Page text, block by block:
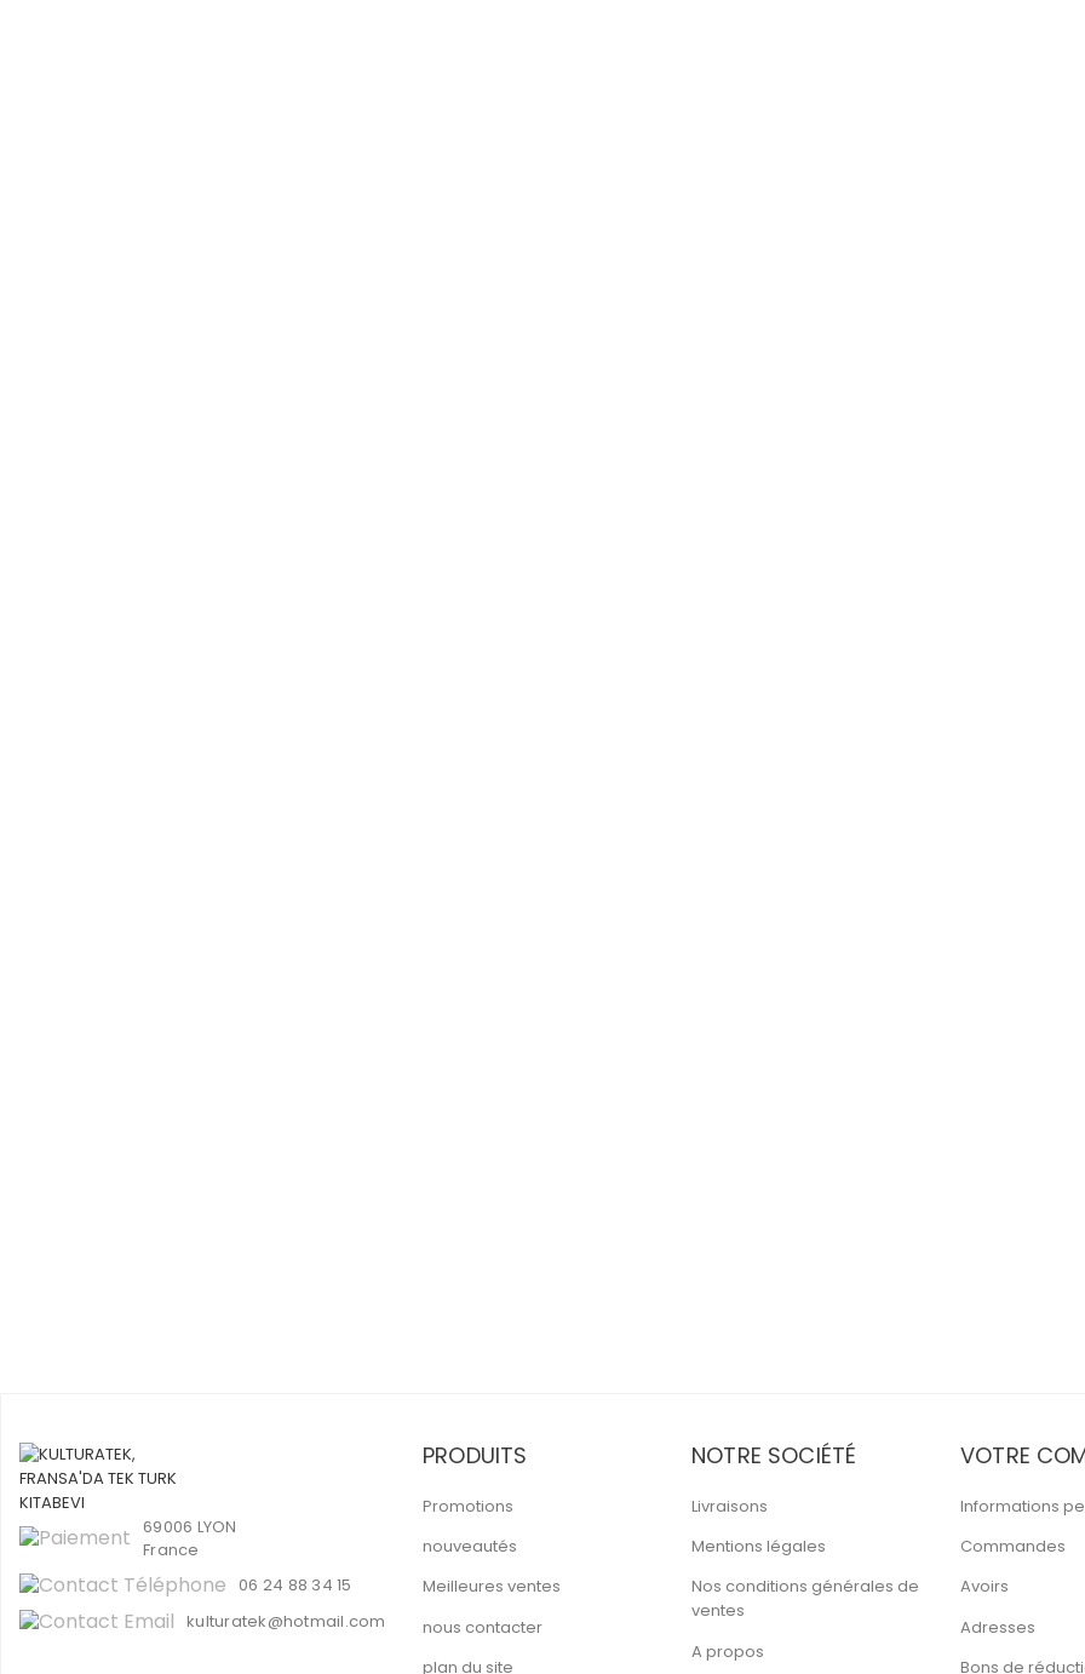
69006 LYON
France
06 24 88 34 15
kulturatek@hotmail.com
PRODUITS
Promotions
nouveautés
Meilleures ventes
nous contacter
plan du site
NOTRE SOCIÉTÉ
Livraisons
Mentions légales
Nos conditions générales de
ventes
A propos
VOTRE
Informations
Commandes
Avoirs
Adresses
Bons de